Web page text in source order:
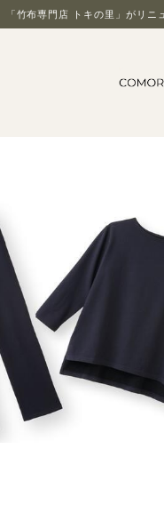
「竹布専門店 トキの里」がリニ